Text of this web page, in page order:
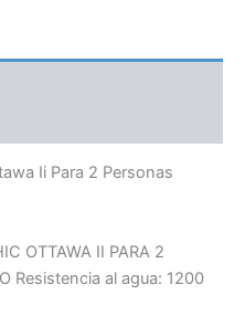
Ii Para 2 Personas
OTTAWA II PARA 2
Resistencia al agua: 1200